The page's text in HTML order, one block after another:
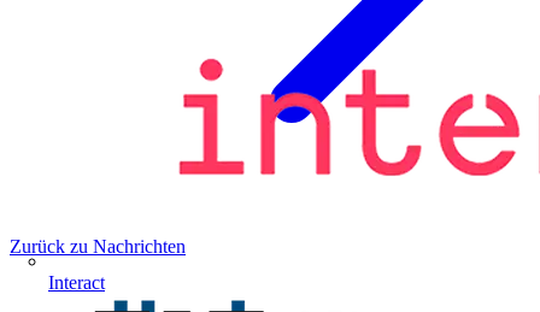
Interact
Zurück zu Nachrichten